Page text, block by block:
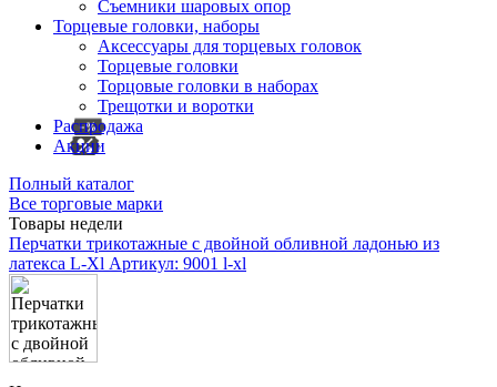
Съемники шаровых опор
Торцевые головки, наборы
Аксессуары для торцевых головок
Торцевые головки
Торцовые головки в наборах
Трещотки и воротки
Распродажа
Акции
Полный каталог
Все торговые марки
Товары недели
Перчатки трикотажные с двойной обливной ладонью из
латекса L-Xl Артикул: 9001 l-xl